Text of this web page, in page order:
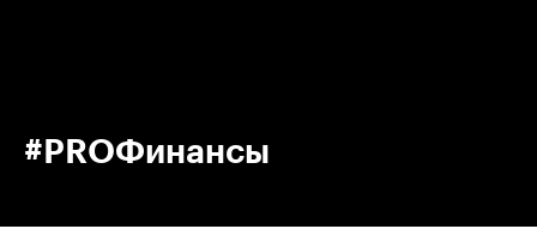
#PROФинансы